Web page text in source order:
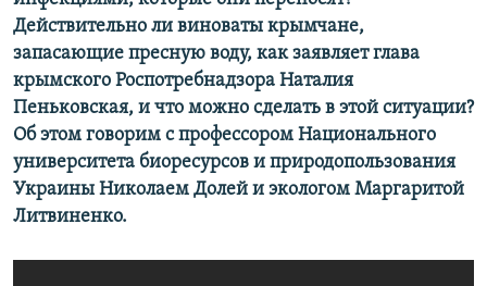
Действительно ли виноваты крымчане,
запасающие пресную воду, как заявляет глава
крымского Роспотребнадзора Наталия
Пеньковская, и что можно сделать в этой ситуации?
Об этом говорим с профессором Национального
университета биоресурсов и природопользования
Украины Николаем Долей и экологом Маргаритой
Литвиненко.